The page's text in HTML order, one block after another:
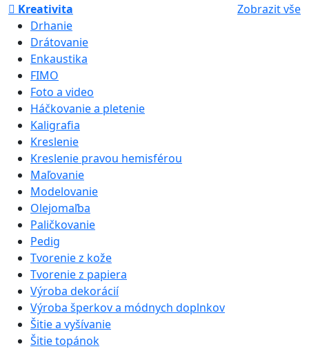
Kreativita
Zobrazit vše
Drhanie
Drátovanie
Enkaustika
FIMO
Foto a video
Háčkovanie a pletenie
Kaligrafia
Kreslenie
Kreslenie pravou hemisférou
Maľovanie
Modelovanie
Olejomaľba
Paličkovanie
Pedig
Tvorenie z kože
Tvorenie z papiera
Výroba dekorácií
Výroba šperkov a módnych doplnkov
Šitie a vyšívanie
Šitie topánok